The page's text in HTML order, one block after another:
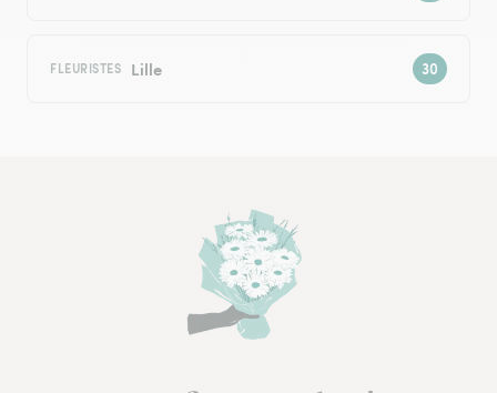
FLEURISTES Lille